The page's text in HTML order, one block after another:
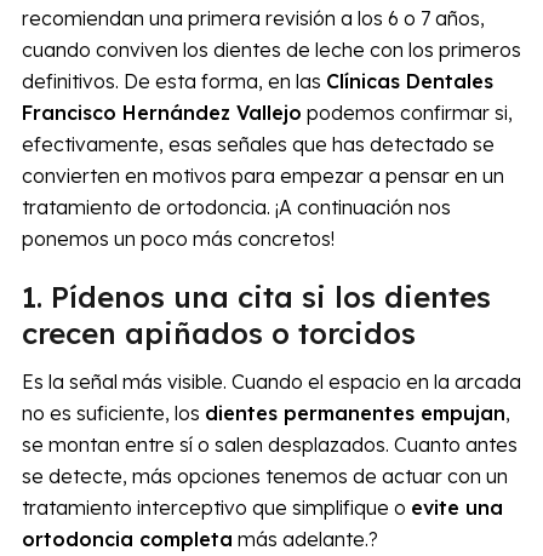
recomiendan una primera revisión a los 6 o 7 años,
cuando conviven los dientes de leche con los primeros
definitivos. De esta forma, en las Clínicas Dentales
Francisco Hernández Vallejo podemos confirmar si,
efectivamente, esas señales que has detectado se
convierten en motivos para empezar a pensar en un
tratamiento de ortodoncia. ¡A continuación nos
ponemos un poco más concretos!
1. Pídenos una cita si los dientes
crecen apiñados o torcidos
Es la señal más visible. Cuando el espacio en la arcada
no es suficiente, los dientes permanentes empujan,
se montan entre sí o salen desplazados. Cuanto antes
se detecte, más opciones tenemos de actuar con un
tratamiento interceptivo que simplifique o evite una
ortodoncia completa más adelante.?